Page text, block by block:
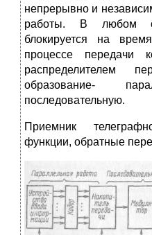
непрерывно и
рабо­ты. В любом
блокируется на
процессе передачи
распреде­лителем
образование-
последовательную.
Приемник
функции, обратные